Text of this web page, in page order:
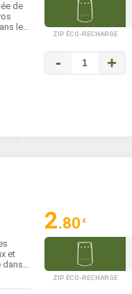
de
les
et
ZIP ÉCO-RECHARGE
- +
et
dans
est
2.80 €
ZIP ÉCO-RECHARGE